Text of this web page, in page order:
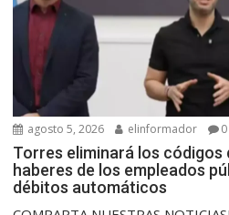
agosto 5, 2026 elinformador 0
Torres eliminará los códigos
haberes de los empleados
débitos automáticos